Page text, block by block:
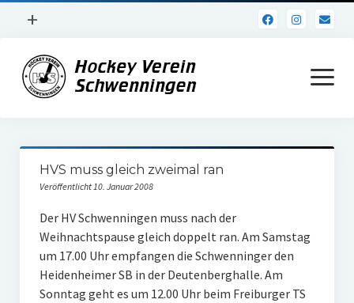
Menü
+
Impressum
Datenschutz
Menü
öffnen
Verein
Daten und Fakten
Vereinsheim
Hockey Shirts
HVS muss gleich zweimal ran
Veröffentlicht 10. Januar 2008
Der HV Schwenningen muss nach der
Weihnachtspause gleich doppelt ran. Am Samstag
um 17.00 Uhr empfangen die Schwenninger den
Heidenheimer SB in der Deutenberghalle. Am
Sonntag geht es um 12.00 Uhr beim Freiburger TS